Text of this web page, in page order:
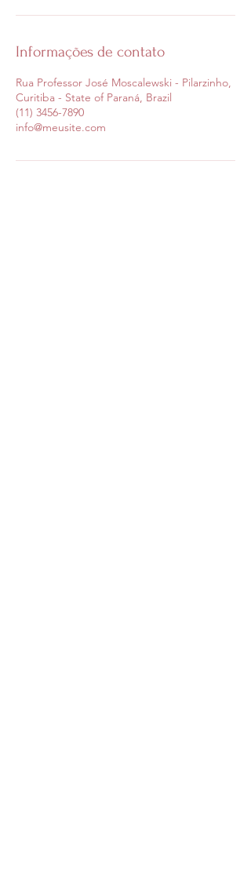
Informações de contato
Rua Professor José Moscalewski - Pilarzinho,
Curitiba - State of Paraná, Brazil
(11) 3456-7890
info@meusite.com